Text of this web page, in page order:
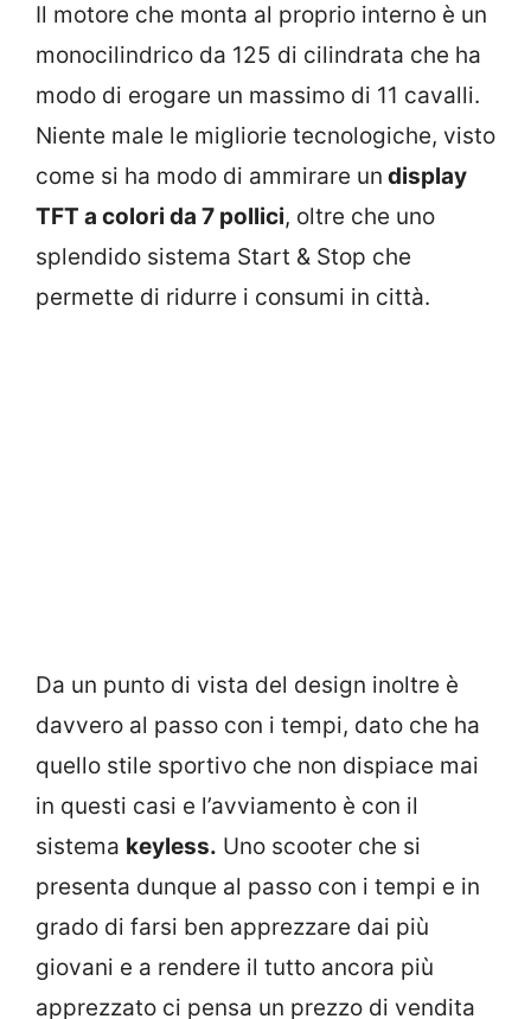
Il motore che monta al proprio interno è un
monocilindrico da 125 di cilindrata che ha
modo di erogare un massimo di 11 cavalli.
Niente male le migliorie tecnologiche, visto
come si ha modo di ammirare un display
TFT a colori da 7 pollici, oltre che uno
splendido sistema Start & Stop che
permette di ridurre i consumi in città.
Da un punto di vista del design inoltre è
davvero al passo con i tempi, dato che ha
quello stile sportivo che non dispiace mai
in questi casi e l’avviamento è con il
sistema keyless. Uno scooter che si
presenta dunque al passo con i tempi e in
grado di farsi ben apprezzare dai più
giovani e a rendere il tutto ancora più
apprezzato ci pensa un prezzo di vendita